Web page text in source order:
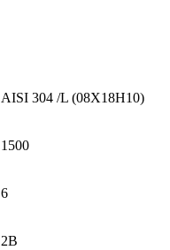
AISI 304 /L (08Х18Н10)
1500
6
2B